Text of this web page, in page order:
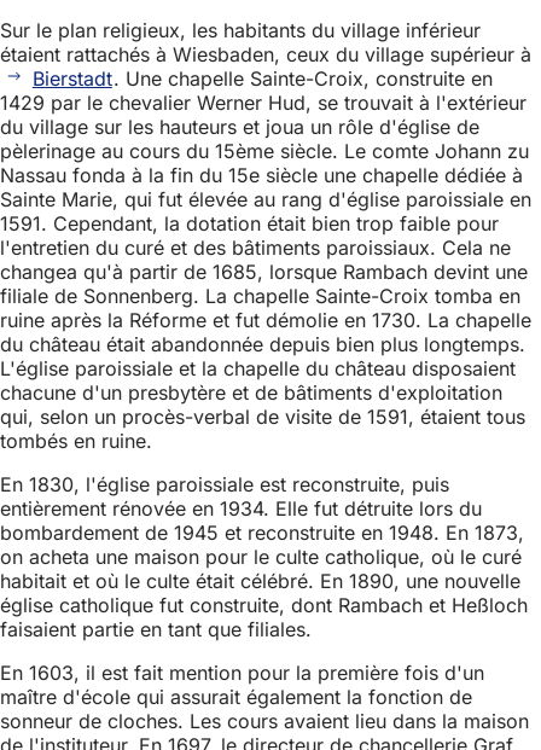
Sur le plan religieux, les habitants du village inférieur
étaient rattachés à Wiesbaden, ceux du village supérieur à
Bierstadt. Une chapelle Sainte-Croix, construite en
1429 par le chevalier Werner Hud, se trouvait à l'extérieur
du village sur les hauteurs et joua un rôle d'église de
pèlerinage au cours du 15ème siècle. Le comte Johann zu
Nassau fonda à la fin du 15e siècle une chapelle dédiée à
Sainte Marie, qui fut élevée au rang d'église paroissiale en
1591. Cependant, la dotation était bien trop faible pour
l'entretien du curé et des bâtiments paroissiaux. Cela ne
changea qu'à partir de 1685, lorsque Rambach devint une
filiale de Sonnenberg. La chapelle Sainte-Croix tomba en
ruine après la Réforme et fut démolie en 1730. La chapelle
du château était abandonnée depuis bien plus longtemps.
L'église paroissiale et la chapelle du château disposaient
chacune d'un presbytère et de bâtiments d'exploitation
qui, selon un procès-verbal de visite de 1591, étaient tous
tombés en ruine.
En 1830, l'église paroissiale est reconstruite, puis
entièrement rénovée en 1934. Elle fut détruite lors du
bombardement de 1945 et reconstruite en 1948. En 1873,
on acheta une maison pour le culte catholique, où le curé
habitait et où le culte était célébré. En 1890, une nouvelle
église catholique fut construite, dont Rambach et Heßloch
faisaient partie en tant que filiales.
En 1603, il est fait mention pour la première fois d'un
maître d'école qui assurait également la fonction de
sonneur de cloches. Les cours avaient lieu dans la maison
de l'instituteur. En 1697, le directeur de chancellerie Graf